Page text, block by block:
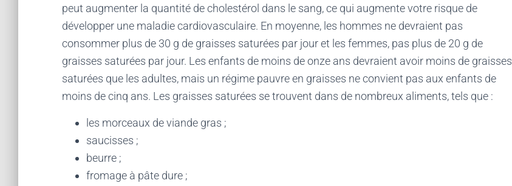
peut augmenter la quantité de cholestérol dans le sang, ce qui augmente votre risque de
développer une maladie cardiovasculaire. En moyenne, les hommes ne devraient pas
consommer plus de 30 g de graisses saturées par jour et les femmes, pas plus de 20 g de
graisses saturées par jour. Les enfants de moins de onze ans devraient avoir moins de graisses
saturées que les adultes, mais un régime pauvre en graisses ne convient pas aux enfants de
moins de cinq ans. Les graisses saturées se trouvent dans de nombreux aliments, tels que :
les morceaux de viande gras ;
saucisses ;
beurre ;
fromage à pâte dure ;